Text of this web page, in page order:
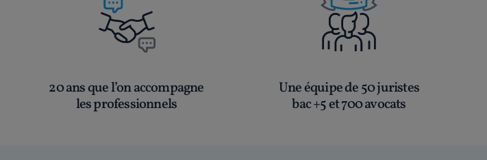
20 ans que l’on accompagne
les professionnels
Une équipe de 50 juristes
bac +5 et 700 avocats